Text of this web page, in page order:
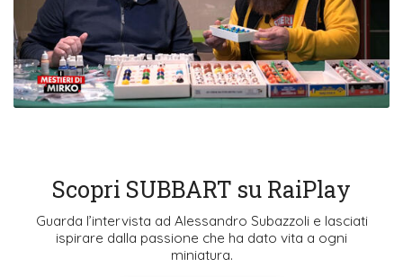
Scopri SUBBART su RaiPlay
Guarda l’intervista ad Alessandro Subazzoli e lasciati
ispirare dalla passione che ha dato vita a ogni
miniatura.